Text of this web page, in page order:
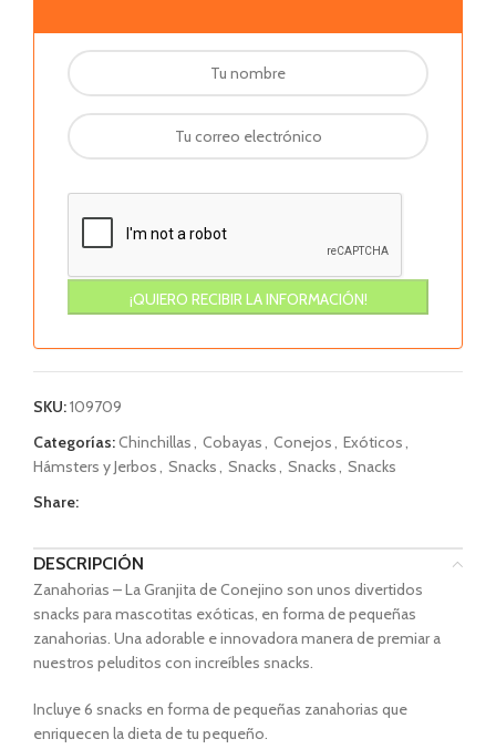
SKU:109709
Categorías:Chinchillas, Cobayas, Conejos, Exóticos,
Hámsters y Jerbos, Snacks, Snacks, Snacks, Snacks
Share:
DESCRIPCIÓN
Zanahorias – La Granjita de Conejino son unos divertidos
snacks para mascotitas exóticas, en forma de pequeñas
zanahorias. Una adorable e innovadora manera de premiar a
nuestros peluditos con increíbles snacks.
Incluye 6 snacks en forma de pequeñas zanahorias que
enriquecen la dieta de tu pequeño.